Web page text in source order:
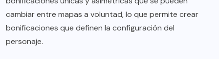
cambiar entre mapas a voluntad, lo que permite crear
bonificaciones que definen la configuración del
personaje.